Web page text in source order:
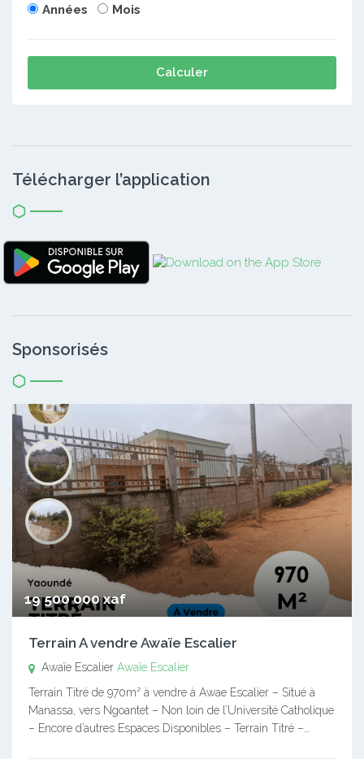
Années Mois
Calculer
Télécharger l’application
Sponsorisés
19 500 000 xaf
Terrain A vendre Awaïe Escalier
Awaïe Escalier Awaïe Escalier
Terrain Titré de 970m² à vendre à Awae Escalier – Situé à
Manassa, vers Ngoantet – Non loin de l’Université Catholique
– Encore d’autres Espaces Disponibles – Terrain Titré –…